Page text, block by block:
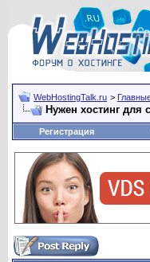
WebHostingTalk.ru >
Нужен хостинг для
Регистрация